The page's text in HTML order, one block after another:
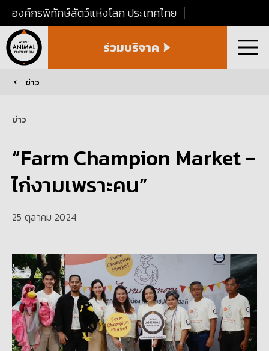
องค์กรพิทักษ์สัตว์แห่งโลก ประเทศไทย
Animal
Protection
ร่วมบริจาค เมนู
You are here:
ข่าว
“Farm Champion Market -
ไก่งามเพราะคน”
ข่าว
25 ตุลาคม 2024